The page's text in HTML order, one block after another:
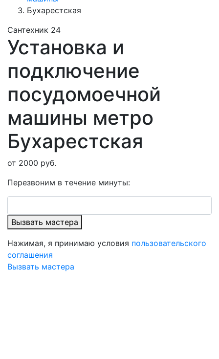
Бухарестская
Сантехник 24
Установка и
подключение
посудомоечной
машины метро
Бухарестская
от 2000 руб.
Перезвоним в течение минуты:
Вызвать мастера
Нажимая, я принимаю условия пользовательского
соглашения
Вызвать мастера